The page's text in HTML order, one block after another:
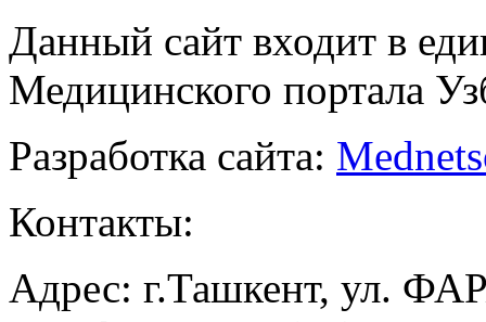
Данный сайт входит в
Медицинского портала
Разработка сайта:
Контакты:
Адрес: г.Ташкент, ул.